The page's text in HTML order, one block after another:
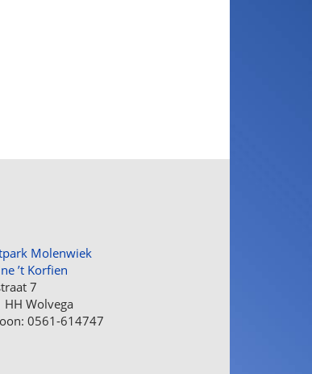
Molenwiek
’t Korfien
7
HH Wolvega
0561-614747